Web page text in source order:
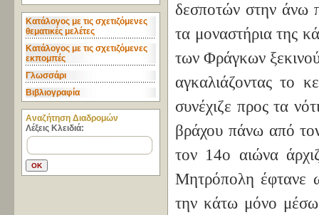
Κατάλογος με τις σχετιζόμενες
θεματικές μελέτες
Κατάλογος με τις σχετιζόμενες
εκπομπές
Γλωσσάρι
Βιβλιογραφία
Aναζήτηση Διαδρομών
Λέξεις Κλειδιά:
δεσποτών στην άνω
τα μοναστήρια της
των Φράγκων
αγκαλιάζοντας το
συνέχιζε προς τα
βράχου πάνω από
τον 14ο αιώνα
Μητρόπολη έφτανε
την κάτω μόνο